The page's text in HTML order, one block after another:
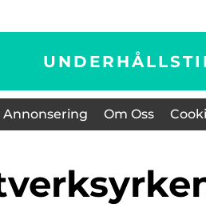
Annonsering Om Oss